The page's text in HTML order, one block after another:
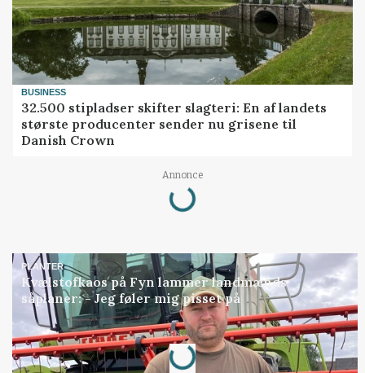
BUSINESS
32.500 stipladser skifter slagteri: En af landets
største producenter sender nu grisene til
Danish Crown
Annonce
Loading...
PLANTER
Kvælstofkaos på Fyn lammer landmænds
såplaner: - Jeg føler mig pisset på
Annonce
Loading...